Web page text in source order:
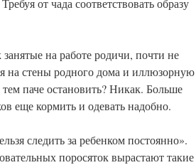
от чада соответствовать образу
на работе родичи, почти не
на стены родного дома и иллюзорную
паче остановить? Никак. Больше
еще кормить и одевать надобно.
следить за ребенком постоянно».
поросяток вырастают такие